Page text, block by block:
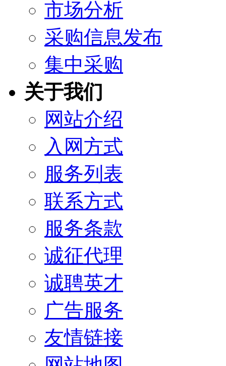
市场分析
采购信息发布
集中采购
关于我们
网站介绍
入网方式
服务列表
联系方式
服务条款
诚征代理
诚聘英才
广告服务
友情链接